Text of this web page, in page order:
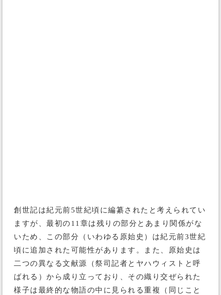
創世記は紀元前5世紀頃に編纂されたと考えられてい
ますが、最初の11章は残りの部分とあまり関係がな
いため、この部分（いわゆる原始史）は紀元前3世紀
頃に追加された可能性があります。また、原始史は
二つの異なる文献源（祭司記者とヤハウィストと呼
ばれる）から成り立っており、その織り交ぜられた
様子は最終的な物語の中に見られる重複（同じこと